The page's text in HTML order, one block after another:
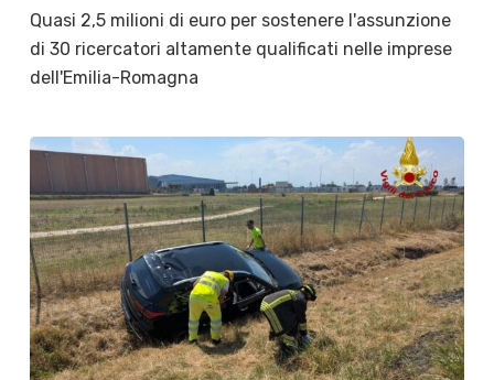
Quasi 2,5 milioni di euro per sostenere l'assunzione
di 30 ricercatori altamente qualificati nelle imprese
dell'Emilia-Romagna